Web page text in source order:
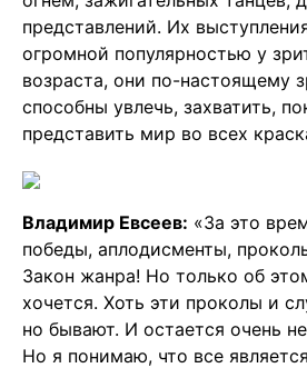
представлений. Их
огромной популярностью у
возраста, они по-настоящему
способны увлечь, захватить,
представить мир во всех
Владимир Евсеев: «За это
победы, аплодисменты,
Закон жанра! Но только об
хочется. Хоть эти проколы и
но бывают. И остается очень
Но я понимаю, что все